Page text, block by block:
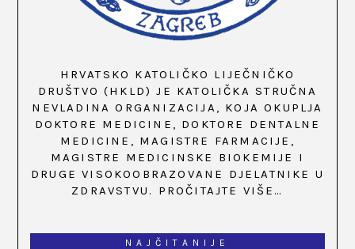
HRVATSKO KATOLIČKO LIJEČNIČKO
DRUŠTVO (HKLD) JE KATOLIČKA STRUČNA
NEVLADINA ORGANIZACIJA, KOJA OKUPLJA
DOKTORE MEDICINE, DOKTORE DENTALNE
MEDICINE, MAGISTRE FARMACIJE,
MAGISTRE MEDICINSKE BIOKEMIJE I
DRUGE VISOKOOBRAZOVANE DJELATNIKE U
ZDRAVSTVU. PROČITAJTE VIŠE…
NAJČITANIJE